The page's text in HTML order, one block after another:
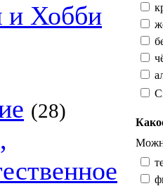
и Хобби
(28)